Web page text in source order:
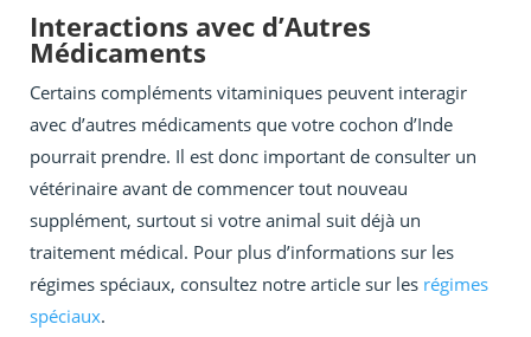
Interactions avec d’Autres
Médicaments
Certains compléments vitaminiques peuvent interagir
avec d’autres médicaments que votre cochon d’Inde
pourrait prendre. Il est donc important de consulter un
vétérinaire avant de commencer tout nouveau
supplément, surtout si votre animal suit déjà un
traitement médical. Pour plus d’informations sur les
régimes spéciaux, consultez notre article sur les régimes
spéciaux.